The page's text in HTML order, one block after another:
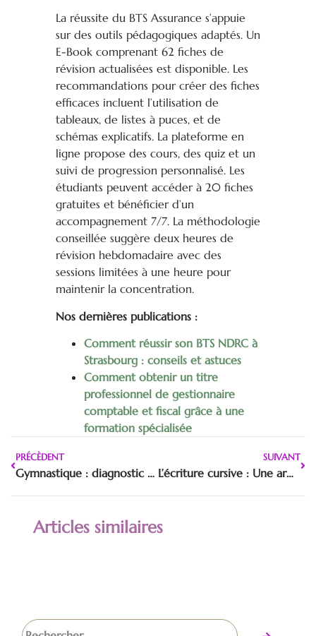
La réussite du BTS Assurance s’appuie
sur des outils pédagogiques adaptés. Un
E-Book comprenant 62 fiches de
révision actualisées est disponible. Les
recommandations pour créer des fiches
efficaces incluent l’utilisation de
tableaux, de listes à puces, et de
schémas explicatifs. La plateforme en
ligne propose des cours, des quiz et un
suivi de progression personnalisé. Les
étudiants peuvent accéder à 20 fiches
gratuites et bénéficier d’un
accompagnement 7/7. La méthodologie
conseillée suggère deux heures de
révision hebdomadaire avec des
sessions limitées à une heure pour
maintenir la concentration.
Nos dernières publications :
Comment réussir son BTS NDRC à
Strasbourg : conseils et astuces
Comment obtenir un titre
professionnel de gestionnaire
comptable et fiscal grâce à une
formation spécialisée
PRÉCÈDENT
Gymnastique : diagnostic et solutions pour un salto arrière sans faute
SUIVANT
L’écriture cursive : Une arme secrète pour améliorer votre mémoire et surmonter la dyslexie
Articles similaires